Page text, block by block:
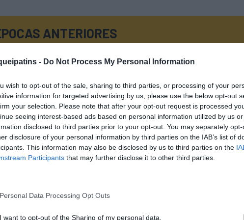
- Do Not Process My Personal Information
wish to opt-out of the sale, sharing to third parties, or processing of your
information for targeted advertising by us, please use the below opt-out
your selection. Please note that after your opt-out request is processed
seeing interest-based ads based on personal information utilized by us
disclosed to third parties prior to your opt-out. You may separately
disclosure of your personal information by third parties on the IAB’s list of
This information may also be disclosed by us to third parties on the
Participants that may further disclose it to other third parties.
Personal Data Processing Opt Outs
I want to opt-out of the Sharing of my personal data.
ANTERIORES
APURAMENTO
ZONA CENTRO
ZONA SUL
APUR. CAMPEÃO GRUPO 2